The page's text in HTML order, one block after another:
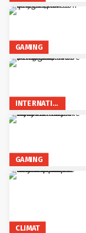
GAMING
INTERNATIONAL
GAMING
CLIMAT